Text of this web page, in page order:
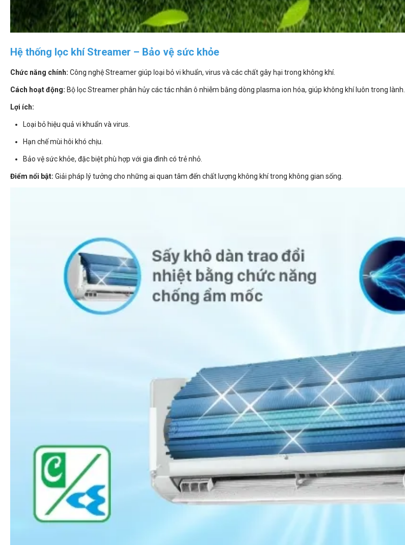
Hệ thống lọc khí Streamer – Bảo vệ sức khỏe
Chức năng chính: Công nghệ Streamer giúp loại bỏ vi khuẩn, virus và các chất gây hại trong không khí.
Cách hoạt động: Bộ lọc Streamer phân hủy các tác nhân ô nhiễm bằng dòng plasma ion hóa, giúp không khí luôn trong lành.
Lợi ích:
Loại bỏ hiệu quả vi khuẩn và virus.
Hạn chế mùi hôi khó chịu.
Bảo vệ sức khỏe, đặc biệt phù hợp với gia đình có trẻ nhỏ.
Điểm nổi bật: Giải pháp lý tưởng cho những ai quan tâm đến chất lượng không khí trong không gian sống.